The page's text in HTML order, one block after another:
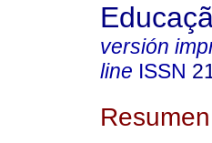
versión
line ISSN
Resumen